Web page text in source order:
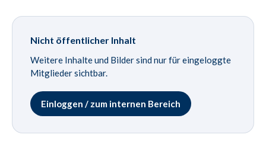
Nicht öffentlicher Inhalt
Weitere Inhalte und Bilder sind nur für eingeloggte
Mitglieder sichtbar.
Einloggen / zum internen Bereich